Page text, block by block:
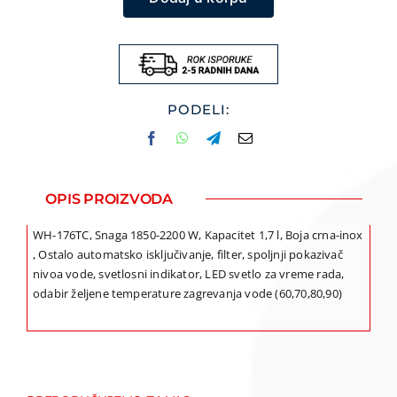
za
vodu
WH-
176TC
količina
PODELI:
OPIS PROIZVODA
WH-176TC, Snaga 1850-2200 W, Kapacitet 1,7 l, Boja crna-inox
, Ostalo automatsko isključivanje, filter, spoljnji pokazivač
nivoa vode, svetlosni indikator, LED svetlo za vreme rada,
odabir željene temperature zagrevanja vode (60,70,80,90)